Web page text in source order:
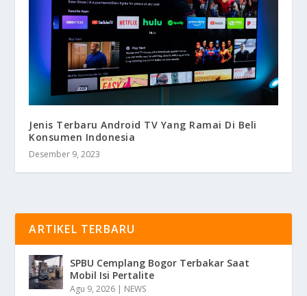
Jenis Terbaru Android TV Yang Ramai Di Beli
Konsumen Indonesia
Desember 9, 2023
ARTIKEL TERBARU
SPBU Cemplang Bogor Terbakar Saat
Mobil Isi Pertalite
Agu 9, 2026 | NEWS